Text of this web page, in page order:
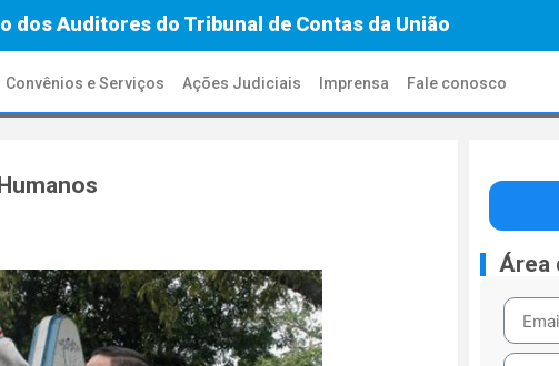
dos Auditores do Tribunal de Contas da União
Convênios e Serviços Ações Judiciais Imprensa Fale conosco
Área